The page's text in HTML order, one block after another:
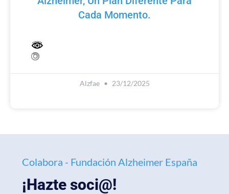
Cada Momento.
Alzfae 23/12/2025
Colabora - Fundación Alzheimer España
¡Hazte soci@!